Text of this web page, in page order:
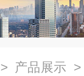
> 产品展示